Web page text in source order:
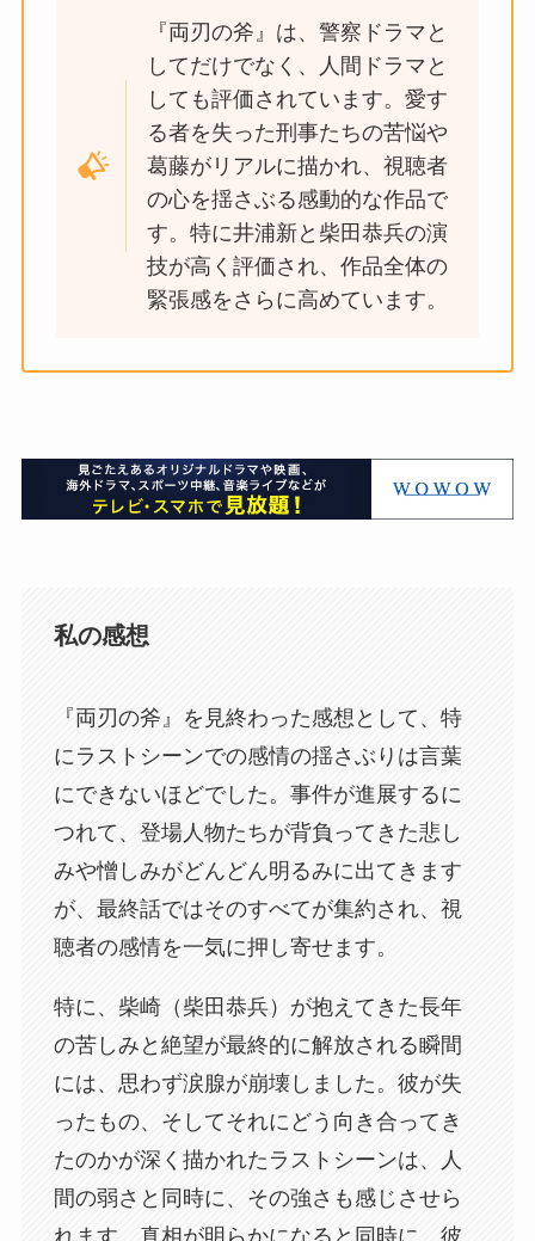
『両刃の斧』は、警察ドラマと
してだけでなく、人間ドラマと
しても評価されています。愛す
る者を失った刑事たちの苦悩や
葛藤がリアルに描かれ、視聴者
の心を揺さぶる感動的な作品で
す。特に井浦新と柴田恭兵の演
技が高く評価され、作品全体の
緊張感をさらに高めています​。
私の感想
『両刃の斧』を見終わった感想として、特
にラストシーンでの感情の揺さぶりは言葉
にできないほどでした。事件が進展するに
つれて、登場人物たちが背負ってきた悲し
みや憎しみがどんどん明るみに出てきます
が、最終話ではそのすべてが集約され、視
聴者の感情を一気に押し寄せます。
特に、柴崎（柴田恭兵）が抱えてきた長年
の苦しみと絶望が最終的に解放される瞬間
には、思わず涙腺が崩壊しました。彼が失
ったもの、そしてそれにどう向き合ってき
たのかが深く描かれたラストシーンは、人
間の弱さと同時に、その強さも感じさせら
れます。真相が明らかになると同時に、彼